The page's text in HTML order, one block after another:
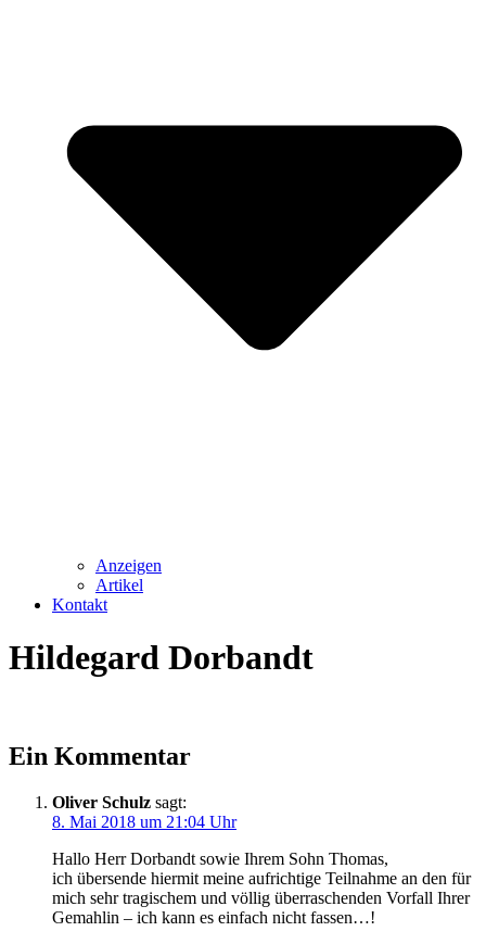
Anzeigen
Artikel
Kontakt
Hildegard Dorbandt
Ein Kommentar
Oliver Schulz sagt:
8. Mai 2018 um 21:04 Uhr
Hallo Herr Dorbandt sowie Ihrem Sohn Thomas,
ich übersende hiermit meine aufrichtige Teilnahme an den für
mich sehr tragischem und völlig überraschenden Vorfall Ihrer
Gemahlin – ich kann es einfach nicht fassen…!